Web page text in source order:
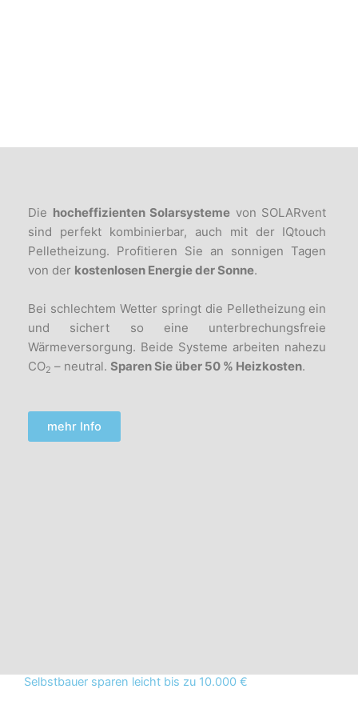
Die hocheffizienten Solarsysteme von SOLARvent
sind perfekt kombinierbar, auch mit der IQtouch
Pelletheizung. Profitieren Sie an sonnigen Tagen
von der kostenlosen Energie der Sonne.
Bei schlechtem Wetter springt die Pelletheizung ein
und sichert so eine unterbrechungsfreie
Wärmeversorgung. Beide Systeme arbeiten nahezu
CO2 – neutral. Sparen Sie über 50 % Heizkosten.
mehr Info
Selbstbauer sparen leicht bis zu 10.000 €